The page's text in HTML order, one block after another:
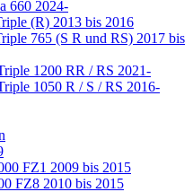
660 2024-
(R) 2013 bis 2016
765 (S R und RS) 2017 bis
1200 RR / RS 2021-
1050 R / S / RS 2016-
FZ1 2009 bis 2015
FZ8 2010 bis 2015